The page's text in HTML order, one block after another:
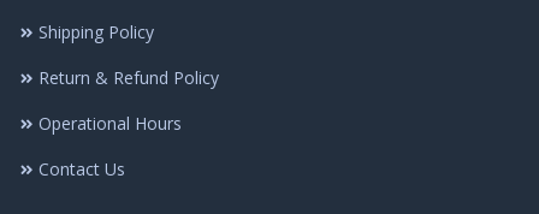
Shipping Policy
Return & Refund Policy
Operational Hours
Contact Us